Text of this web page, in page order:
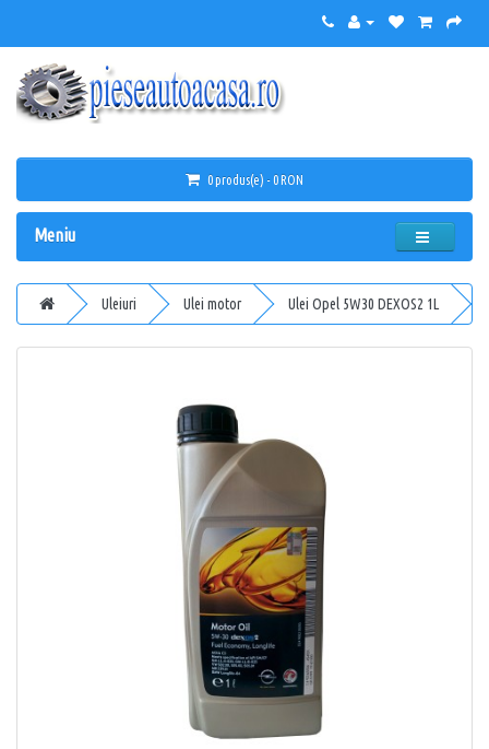
0 produs(e) - 0 RON
Meniu
Uleiuri Ulei motor Ulei Opel 5W30 DEXOS2 1L